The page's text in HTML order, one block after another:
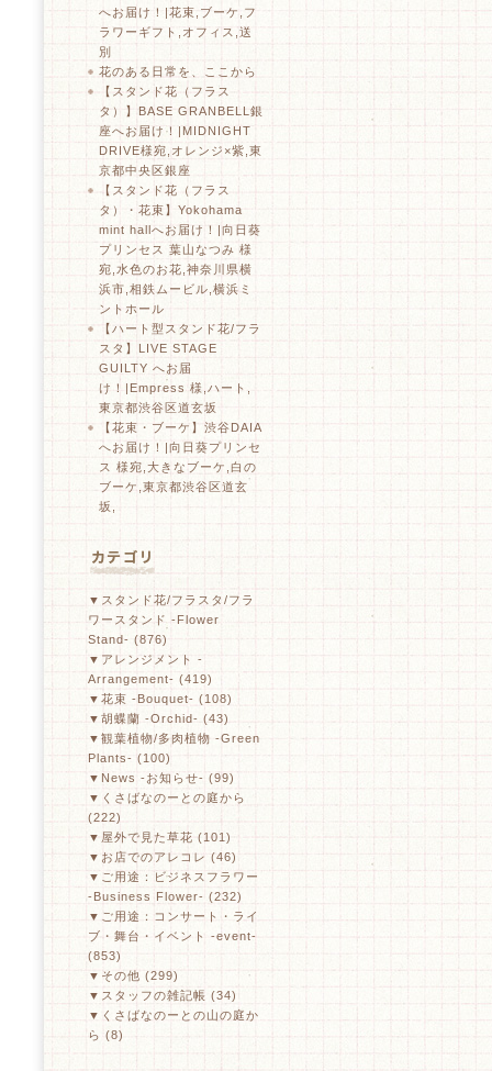
へお届け！|花束,ブーケ,フ
ラワーギフト,オフィス,送
別
花のある日常を、ここから
【スタンド花（フラス
タ）】BASE GRANBELL銀
座へお届け！|MIDNIGHT
DRIVE様宛,オレンジ×紫,東
京都中央区銀座
【スタンド花（フラス
タ）・花束】Yokohama
mint hallへお届け！|向日葵
プリンセス 葉山なつみ 様
宛,水色のお花,神奈川県横
浜市,相鉄ムービル,横浜ミ
ントホール
【ハート型スタンド花/フラ
スタ】LIVE STAGE
GUILTY へお届
け！|Empress 様,ハート,
東京都渋谷区道玄坂
【花束・ブーケ】渋谷DAIA
へお届け！|向日葵プリンセ
ス 様宛,大きなブーケ,白の
ブーケ,東京都渋谷区道玄
坂,
▼スタンド花/フラスタ/フラ
ワースタンド -Flower
Stand- (876)
▼アレンジメント -
Arrangement- (419)
▼花束 -Bouquet- (108)
▼胡蝶蘭 -Orchid- (43)
▼観葉植物/多肉植物 -Green
Plants- (100)
▼News -お知らせ- (99)
▼くさばなのーとの庭から
(222)
▼屋外で見た草花 (101)
▼お店でのアレコレ (46)
▼ご用途：ビジネスフラワー
-Business Flower- (232)
▼ご用途：コンサート・ライ
ブ・舞台・イベント -event-
(853)
▼その他 (299)
▼スタッフの雑記帳 (34)
▼くさばなのーとの山の庭か
ら (8)